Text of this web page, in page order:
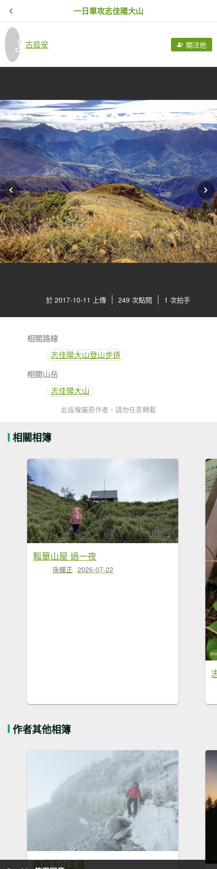
一日單攻志佳陽大山
古庭安 關注他
於 2017-10-11 上傳 249 次點閱 1 次拍手
相關路線
志佳陽大山登山步道
相關山岳
志佳陽大山
此版權屬原作者，請勿任意轉載
相關相簿
瓢簞山屋 過一夜
孫耀正 2026-07-22
作者其他相簿
糖霜玉山主峰